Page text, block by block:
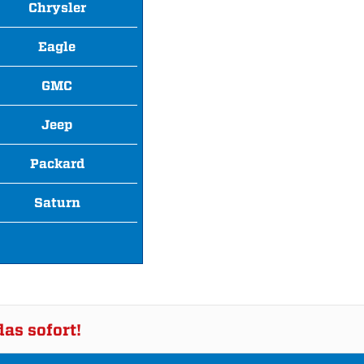
Chrysler
Eagle
GMC
Jeep
Packard
Saturn
sofort!